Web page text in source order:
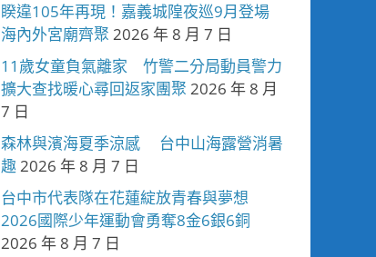
睽違105年再現！嘉義城隍夜巡9月登場
海內外宮廟齊聚 2026 年 8 月 7 日
11歲女童負氣離家 竹警二分局動員警力
擴大查找暖心尋回返家團聚 2026 年 8 月
7 日
森林與濱海夏季涼感 台中山海露營消暑
趣2026 年 8 月 7 日
台中市代表隊在花蓮綻放青春與夢想
2026國際少年運動會勇奪8金6銀6銅
2026 年 8 月 7 日